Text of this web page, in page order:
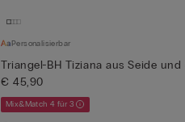
Personalisierbar
Triangel-BH Tiziana aus Seide und
€ 45,90
Mix&Match 4 für 3